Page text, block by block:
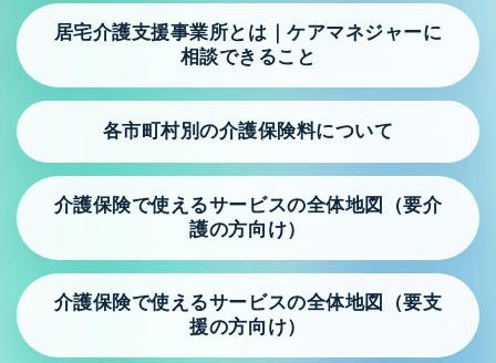
居宅介護支援事業所とは｜ケアマネジャーに
相談できること
各市町村別の介護保険料について
介護保険で使えるサービスの全体地図（要介
護の方向け）
介護保険で使えるサービスの全体地図（要支
援の方向け）
Kite art factory LLC プライバシーポリシー
Prologue プロローグ
介護保険お役立ち情報 ※ご本人・ご家族様向
地域包括支援センターの役割
居宅介護支援事業所とは｜ケアマネジャーに相談できる
こと